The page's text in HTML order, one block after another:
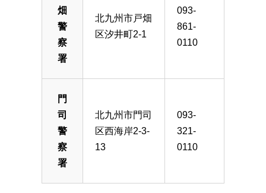
畑
警
察
署
北九州市戸畑
区汐井町2-1
093-
861-
0110
門
司
警
察
署
北九州市門司
区西海岸2-3-
13
093-
321-
0110